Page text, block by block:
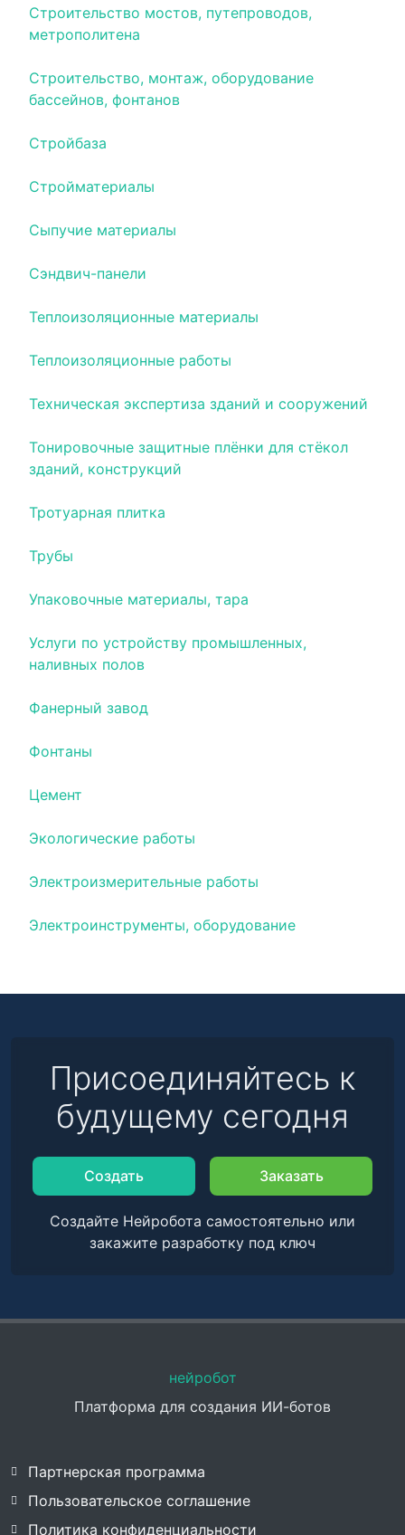
Строительство мостов, путепроводов,
метрополитена
Строительство, монтаж, оборудование
бассейнов, фонтанов
Стройбаза
Стройматериалы
Сыпучие материалы
Сэндвич-панели
Теплоизоляционные материалы
Теплоизоляционные работы
Техническая экспертиза зданий и сооружений
Тонировочные защитные плёнки для стёкол
зданий, конструкций
Тротуарная плитка
Трубы
Упаковочные материалы, тара
Услуги по устройству промышленных,
наливных полов
Фанерный завод
Фонтаны
Цемент
Экологические работы
Электроизмерительные работы
Электроинструменты, оборудование
Присоединяйтесь к
будущему сегодня
Создать Заказать
Создайте Нейробота самостоятельно или
закажите разработку под ключ
нейробот
Платформа для создания ИИ-ботов
Партнерская программа
Пользовательское соглашение
Политика конфиденциальности